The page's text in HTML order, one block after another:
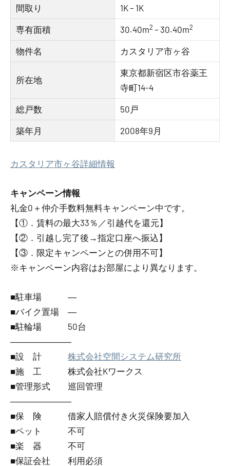
間取り 1K – 1K
専有面積 30.40m2 – 30.40m2
物件名 カスタリア市ヶ谷
所在地
東京都新宿区市谷薬王
寺町14-4
総戸数 50戸
築年月 2008年9月
カスタリア市ヶ谷詳細情報
キャンペーン情報
礼金0 ＋ 仲介手数料無料キャンペーン中です。
【①．賃料の最大33％／引越代を還元】
【②．引越し完了後→指定口座へ振込】
【③．限定キャンペーンとの併用不可】
※キャンペーン内容はお部屋により異なります。
■駐車場 ―
■バイク置場 ―
■駐輪場 50台
―――――――
■設 計 株式会社空間システム研究所
■施 工 株式会社Kワークス
■管理形式 巡回管理
―――――――
■保 険 借家人賠償付き火災保険要加入
■ペット 不可
■楽 器 不可
■保証会社 利用必須